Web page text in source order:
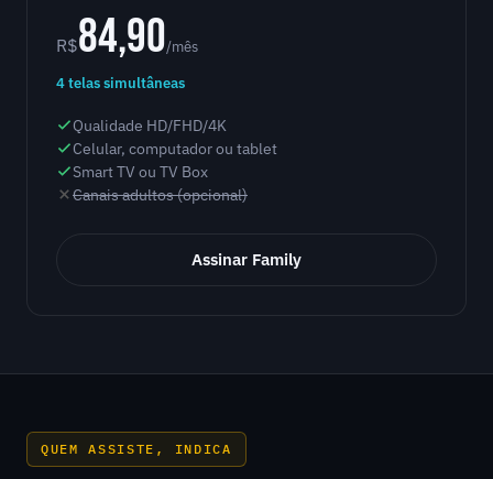
R$84,90/mês
4 telas simultâneas
Qualidade HD/FHD/4K
Celular, computador ou tablet
Smart TV ou TV Box
Canais adultos (opcional)
Assinar Family
QUEM ASSISTE, INDICA